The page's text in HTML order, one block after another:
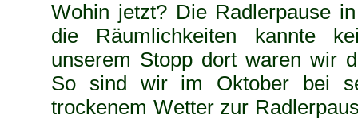
Wohin jetzt? Die Radlerpause
die Räumlichkeiten kannte
unserem Stopp dort waren wir
So sind wir im Oktober bei
trockenem Wetter zur